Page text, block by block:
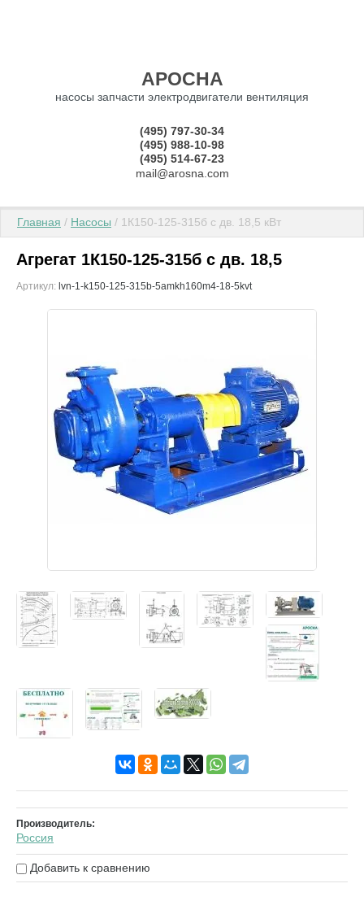
АРОСНА
насосы запчасти электродвигатели вентиляция
(495) 797-30-34
(495) 988-10-98
(495) 514-67-23
mail@arosna.com
Главная / Насосы / 1К150-125-315б с дв. 18,5 кВт
Агрегат 1К150-125-315б с дв. 18,5
Артикул: lvn-1-k150-125-315b-5amkh160m4-18-5kvt
Производитель:
Россия
Добавить к сравнению